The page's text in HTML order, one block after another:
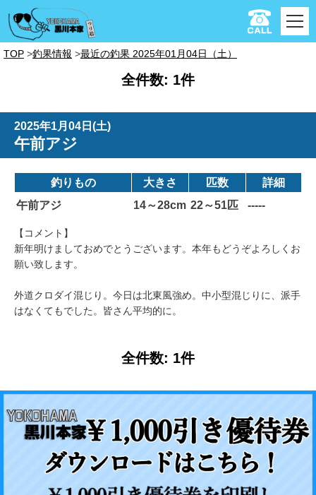
TOP 釣果情報 最近の釣果 2025年01月04日（土）
全件数: 1件
2025年1月04日(土)
午前アジ
釣りもの 大きさ 匹数
詳細
午前アジ
14～28cm 22～51匹 -----
【コメント】
新年明けましておめでとうございます。本年もどうぞよろしくお
願い致します。
外道クロダイ混じり。今日は北東風強め。中小型混じりに、派手
はなくてもでした。皆さん平均的に。
全件数: 1件